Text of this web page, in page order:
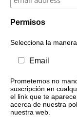
Permisos
Selecciona la
Email
Prometemos no
suscripción en
el link que te
acerca de nuestra
nuestra web.